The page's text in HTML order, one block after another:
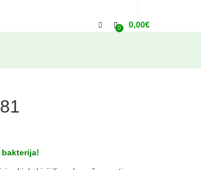
0 0,00€